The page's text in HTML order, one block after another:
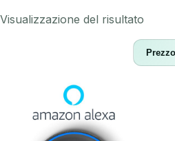
Visualizzazione del risultato